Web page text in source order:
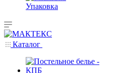
Упаковка
Каталог